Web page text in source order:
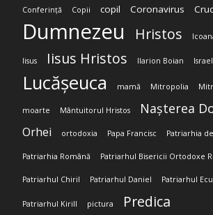
Conferință Copii copil Coronavirus
Dumnezeu Hristos
Iisus Iisus Hristos Ilarion Boian Israel
Lucășeuca mamă Mitropolia
moarte Mântuitorul Hristos Nașterea
Orhei ortodoxia Papa Francisc Patriarhia
Patriarhia Română Patriarhul Bisericii Ortodoxe
Patriarhul Chiril Patriarhul Daniel Patriarhul
Patriarhul Kirill pictura Predica